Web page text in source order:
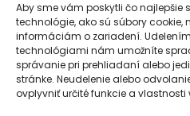
Aby sme vám poskytli čo najlepšie
technológie, ako sú súbory
informáciám o zariadení.
technológiami nám umožníte
správanie pri prehliadaní alebo
stránke. Neudelenie alebo
ovplyvniť určité funkcie a vlastnosti
Prenájom